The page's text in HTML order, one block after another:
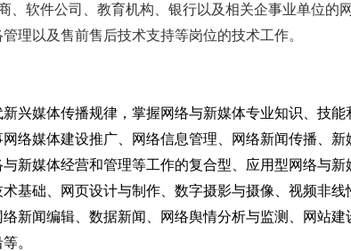
、软件公司、教育机构、银行以及相关企事业单位的
理以及售前售后技术支持等岗位的技术工作。
兴媒体传播规律，掌握网络与新媒体专业知识、技能
络媒体建设推广、网络信息管理、网络新闻传播、新
新媒体经营和管理等工作的复合型、应用型网络与新
基础、网页设计与制作、数字摄影与摄像、视频非线
络新闻编辑、数据新闻、网络舆情分析与监测、网站建
。